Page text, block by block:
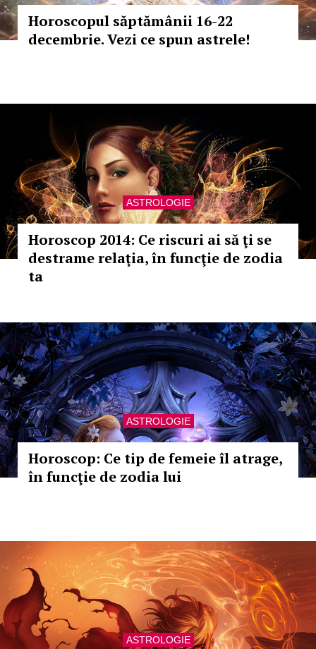
Horoscopul săptămânii 16-22
decembrie. Vezi ce spun astrele!
ASTROLOGIE
Horoscop 2014: Ce riscuri ai să ţi se
destrame relaţia, în funcţie de zodia
ta
ASTROLOGIE
Horoscop: Ce tip de femeie îl atrage,
în funcţie de zodia lui
ASTROLOGIE